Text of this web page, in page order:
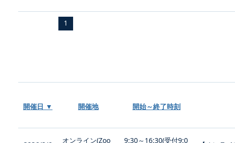
1
開催日 ▼ 開催地 開始～終了時刻
オンライン(Zoo
9:30～16:30(受付9:0